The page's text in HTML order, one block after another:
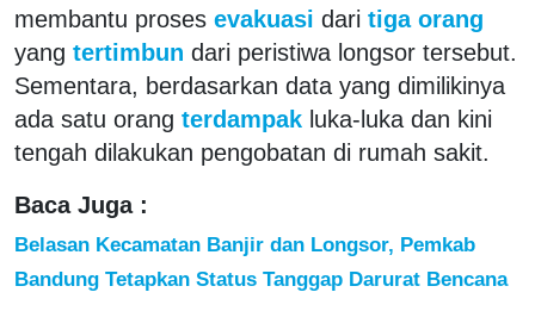
membantu proses evakuasi dari tiga orang
yang tertimbun dari peristiwa longsor tersebut.
Sementara, berdasarkan data yang dimilikinya
ada satu orang terdampak luka-luka dan kini
tengah dilakukan pengobatan di rumah sakit.
Baca Juga :
Belasan Kecamatan Banjir dan Longsor, Pemkab
Bandung Tetapkan Status Tanggap Darurat Bencana